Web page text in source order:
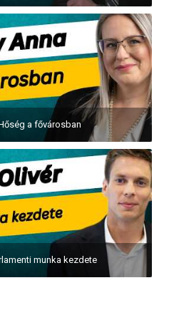
a fővárosban
munka kezdete